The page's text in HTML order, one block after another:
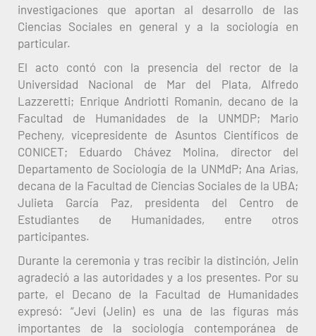
investigaciones que aportan al desarrollo de las
Ciencias Sociales en general y a la sociología en
particular.
El acto contó con la presencia del rector de la
Universidad Nacional de Mar del Plata, Alfredo
Lazzeretti; Enrique Andriotti Romanin, decano de la
Facultad de Humanidades de la UNMDP; Mario
Pecheny, vicepresidente de Asuntos Científicos de
CONICET; Eduardo Chávez Molina, director del
Departamento de Sociología de la UNMdP; Ana Arias,
decana de la Facultad de Ciencias Sociales de la UBA;
Julieta García Paz, presidenta del Centro de
Estudiantes de Humanidades, entre otros
participantes.
Durante la ceremonia y tras recibir la distinción, Jelin
agradeció a las autoridades y a los presentes. Por su
parte, el Decano de la Facultad de Humanidades
expresó: “Jevi (Jelin) es una de las figuras más
importantes de la sociología contemporánea de